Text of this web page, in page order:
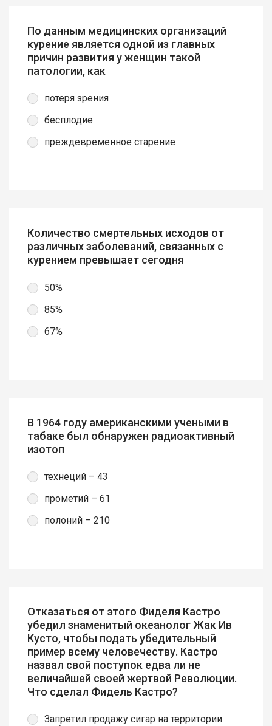
По данным медицинских организаций
курение является одной из главных
причин развития у женщин такой
патологии, как
потеря зрения
бесплодие
преждевременное старение
Количество смертельных исходов от
различных заболеваний, связанных с
курением превышает сегодня
50%
85%
67%
В 1964 году американскими учеными в
табаке был обнаружен радиоактивный
изотоп
технеций – 43
прометий – 61
полоний – 210
Отказаться от этого Фиделя Кастро
убедил знаменитый океанолог Жак Ив
Кусто, чтобы подать убедительный
пример всему человечеству. Кастро
назвал свой поступок едва ли не
величайшей своей жертвой Революции.
Что сделал Фидель Кастро?
Запретил продажу сигар на территории